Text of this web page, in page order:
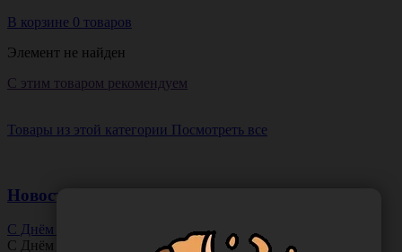
В корзине 0 товаров
Элемент не найден
С этим товаром рекомендуем
Товары из этой категории Посмотреть все
Новости
С Днём Офтальмолога!
С Днём
!